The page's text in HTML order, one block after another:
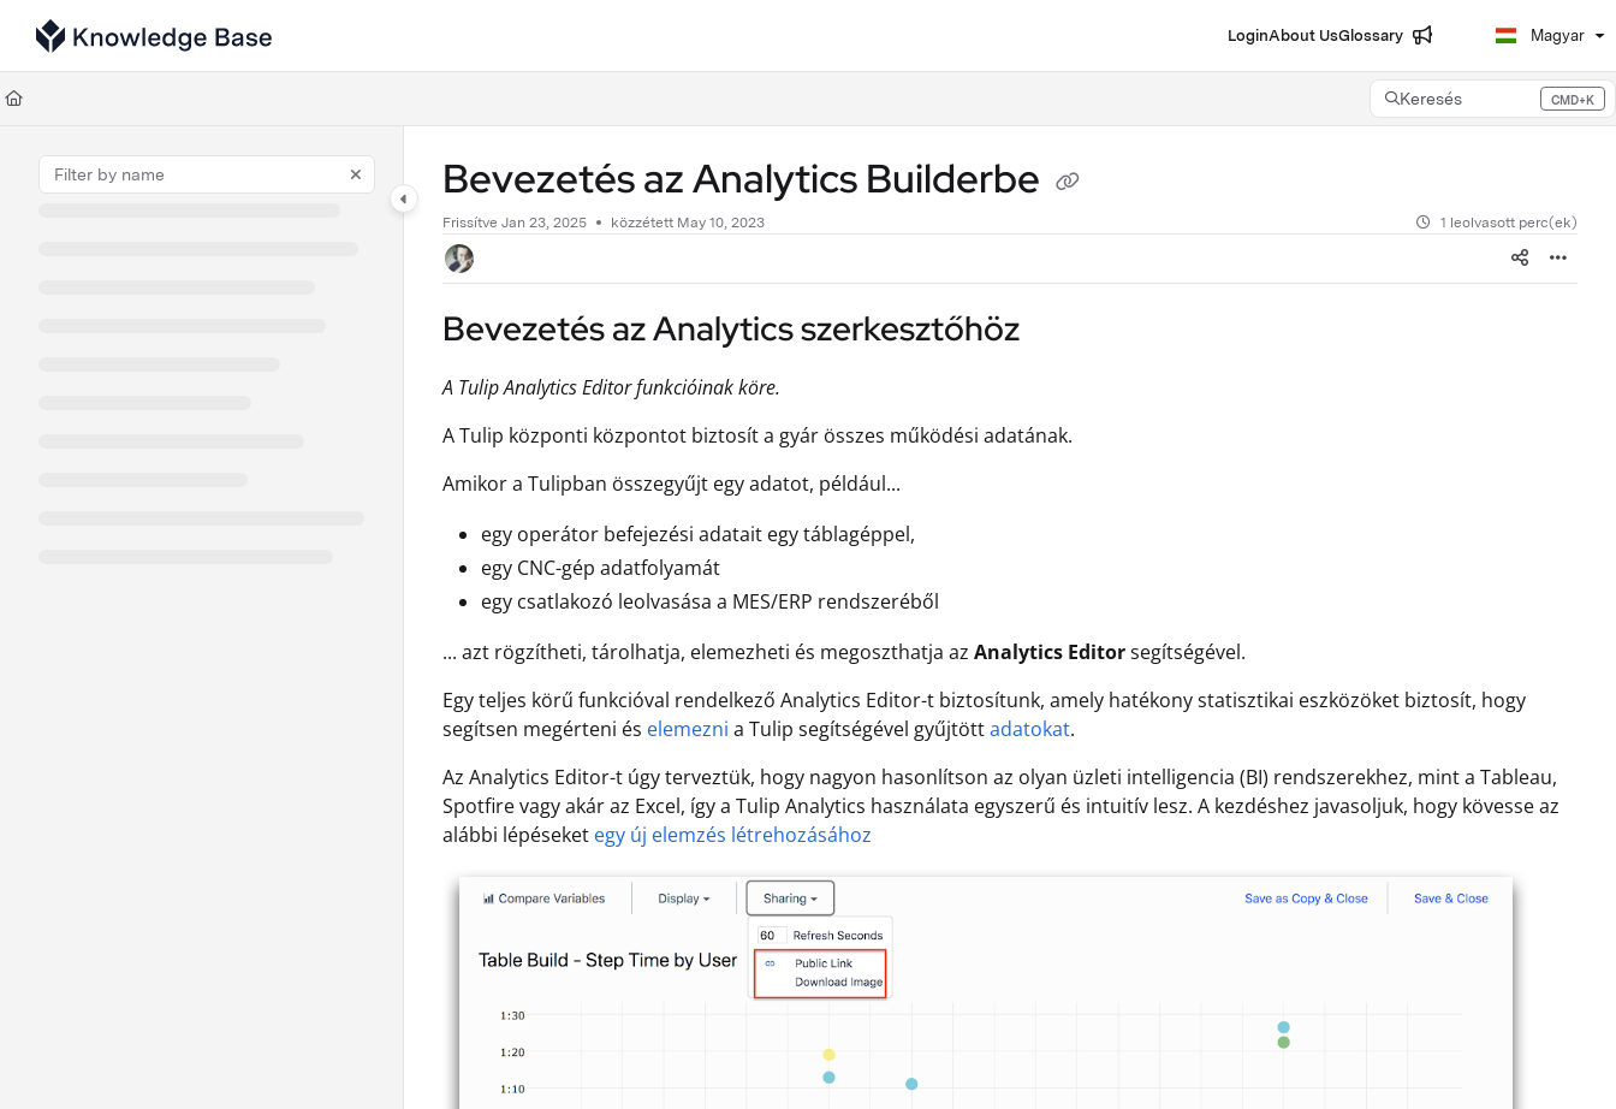
Documentation Index
Fetch the complete documentation index at:
Use this file to discover all available pages before exploring further.
LoginAbout UsGlossary Magyar
Keresés CMD+K
Press CMD+K to open search
Bevezetés az Analytics Builderbe
Frissítve Jan 23, 2025 közzétett May 10, 2023 1 leolvasott perc(ek)
Bevezetés az Analytics szerkesztőhöz
A Tulip Analytics Editor funkcióinak köre.
A Tulip központi központot biztosít a gyár összes működési adatának.
Amikor a Tulipban összegyűjt egy adatot, például...
egy operátor befejezési adatait egy táblagéppel,
egy CNC-gép adatfolyamát
egy csatlakozó leolvasása a MES/ERP rendszeréből
... azt rögzítheti, tárolhatja, elemezheti és megoszthatja az Analytics Editorsegítségével.
Egy teljes körű funkcióval rendelkező Analytics Editor-t biztosítunk, amely hatékony statisztikai eszközöket biztosít, hogy
segítsen megérteni és elemezni a Tulip segítségével gyűjtöttadatokat.
Az Analytics Editor-t úgy terveztük, hogy nagyon hasonlítson az olyan üzleti intelligencia (BI) rendszerekhez, mint a Tableau,
Spotfire vagy akár az Excel, így a Tulip Analytics használata egyszerű és intuitív lesz. A kezdéshez javasoljuk, hogy kövesse az
alábbi lépéseket egy új elemzés létrehozásához